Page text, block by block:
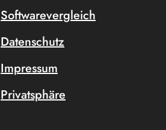
Softwarevergleich
Datenschutz
Impressum
Privatsphäre